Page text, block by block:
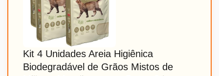
Kit 4 Unidades Areia Higiênica
Biodegradável de Grãos Mistos de